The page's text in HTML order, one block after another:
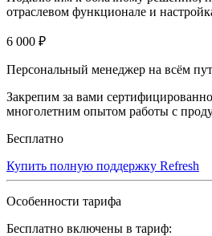
отраслевом функционале и
6 000 ₽
Персональный менеджер на всём
Закрепим за вами
многолетним опытом работы с
Бесплатно
Купить полную поддержку Refresh
Особенности тарифа
Бесплатно включены в тариф: